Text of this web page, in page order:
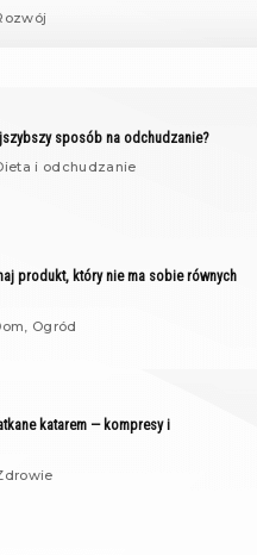
sposób na odchudzanie?
i odchudzanie
produkt, który nie ma sobie równych
Ogród
katarem — kompresy i